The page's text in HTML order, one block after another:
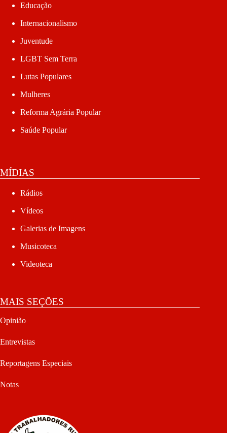
Educação
Internacionalismo
Juventude
LGBT Sem Terra
Lutas Populares
Mulheres
Reforma Agrária Popular
Saúde Popular
MÍDIAS
Rádios
Vídeos
Galerias de Imagens
Musicoteca
Videoteca
MAIS SEÇÕES
Opinião
Entrevistas
Reportagens Especiais
Notas